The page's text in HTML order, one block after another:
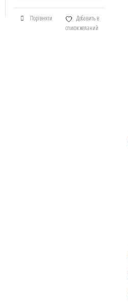
Порівняти
Добавить в
список желаний